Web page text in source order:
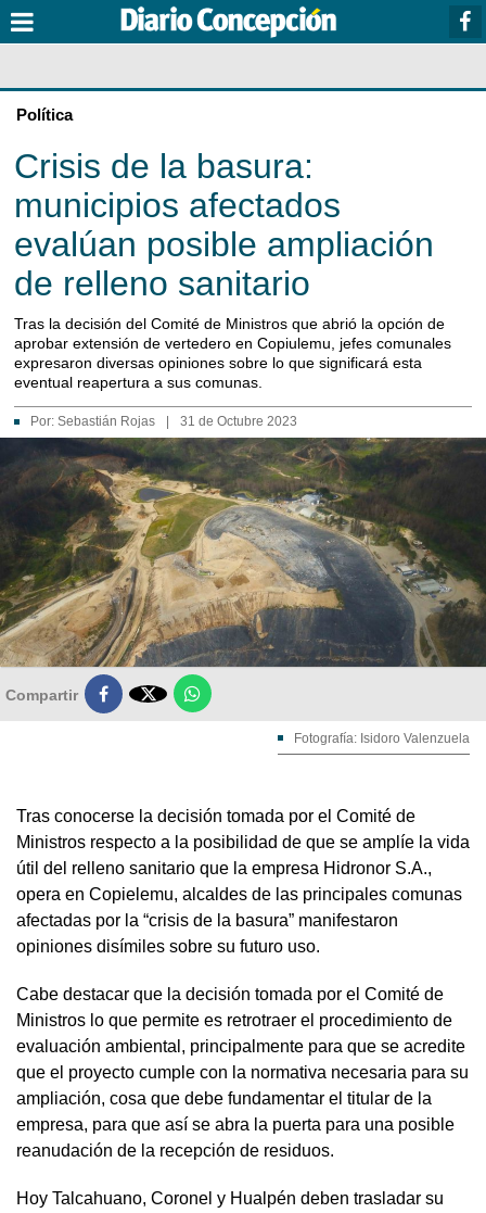
Política
Crisis de la basura:
municipios afectados
evalúan posible ampliación
de relleno sanitario
Tras la decisión del Comité de Ministros que abrió la opción de
aprobar extensión de vertedero en Copiulemu, jefes comunales
expresaron diversas opiniones sobre lo que significará esta
eventual reapertura a sus comunas.
Por: Sebastián Rojas 31 de Octubre 2023
Compartir 
Fotografía: Isidoro Valenzuela
Tras conocerse la decisión tomada por el Comité de
Ministros respecto a la posibilidad de que se amplíe la vida
útil del relleno sanitario que la empresa Hidronor S.A.,
opera en Copielemu, alcaldes de las principales comunas
afectadas por la “crisis de la basura” manifestaron
opiniones disímiles sobre su futuro uso.
Cabe destacar que la decisión tomada por el Comité de
Ministros lo que permite es retrotraer el procedimiento de
evaluación ambiental, principalmente para que se acredite
que el proyecto cumple con la normativa necesaria para su
ampliación, cosa que debe fundamentar el titular de la
empresa, para que así se abra la puerta para una posible
reanudación de la recepción de residuos.
Hoy Talcahuano, Coronel y Hualpén deben trasladar su